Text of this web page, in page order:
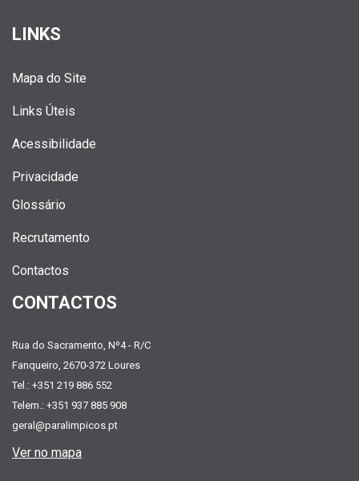
LINKS
Mapa do Site
Links Úteis
Acessibilidade
Privacidade
Glossário
Recrutamento
Contactos
CONTACTOS
Rua do Sacramento, Nº4 - R/C
Fanqueiro, 2670-372 Loures
Tel.: +351 219 886 552
Telem.: +351 937 885 908
geral@paralimpicos.pt
Ver no mapa